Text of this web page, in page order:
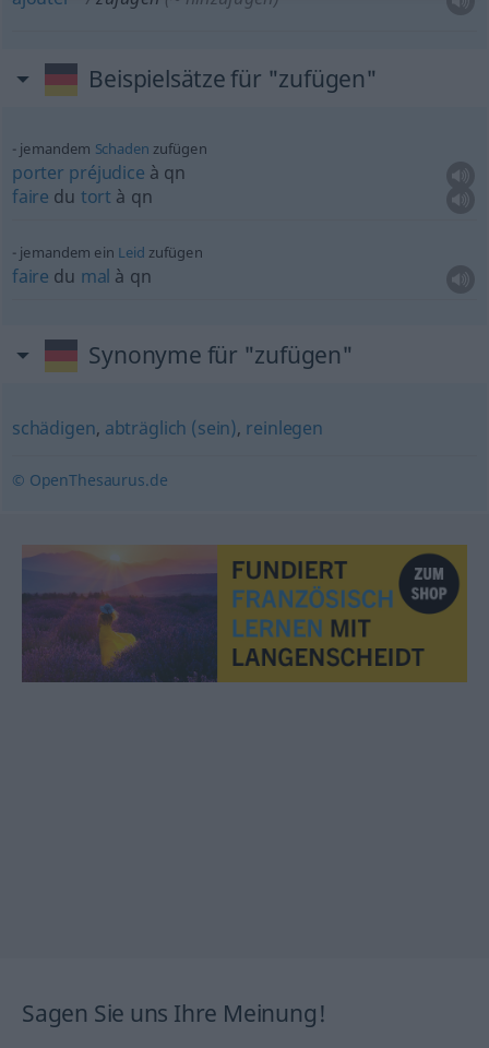
Beispielsätze für "zufügen"
jemandem Schaden zufügen
porter préjudice à qn
faire du tort à qn
jemandem ein Leid zufügen
faire du mal à qn
Synonyme für "zufügen"
schädigen, abträglich (sein), reinlegen
© OpenThesaurus.de
Sagen Sie uns Ihre Meinung!